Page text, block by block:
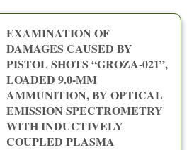
EXAMINATION OF
DAMAGES CAUSED BY
PISTOL SHOTS “GROZA-021”,
LOADED 9.0-MM
AMMUNITION, BY OPTICAL
EMISSION SPECTROMETRY
WITH INDUCTIVELY
COUPLED PLASMA